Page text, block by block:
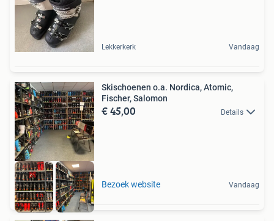
Lekkerkerk Vandaag
Skischoenen o.a. Nordica, Atomic,
Fischer, Salomon
€ 45,00 Details
Bezoek website Vandaag